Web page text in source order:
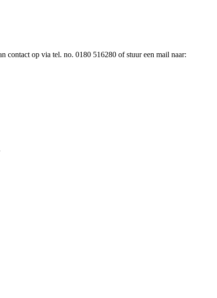
contact op via tel. no. 0180 516280 of stuur een mail naar: